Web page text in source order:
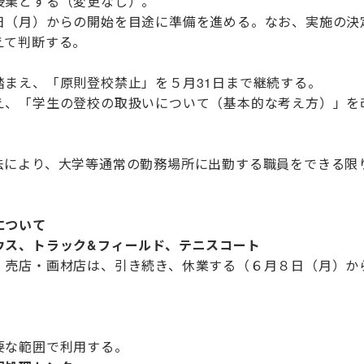
からの開始を目途に準備を進める。なお、実施の決
判断する。
、「原則登校禁止」を５月31日まで継続する。
「学生の登校の取扱いについて（基本的な考え方）」を
、大学等通常の勤務場所に出勤する職員をできる限
いて
ラック&フィールド、テニスコート
画材店は、引き続き、休業する（６月８日（月）か
で利用する。